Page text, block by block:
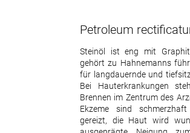
Petroleum
Steinöl ist eng mit
gehört zu Hahnemanns
für langdauernde und
Bei Hauterkrankungen
Brennen im Zentrum des
Ekzeme sind
gereizt, die Haut wird